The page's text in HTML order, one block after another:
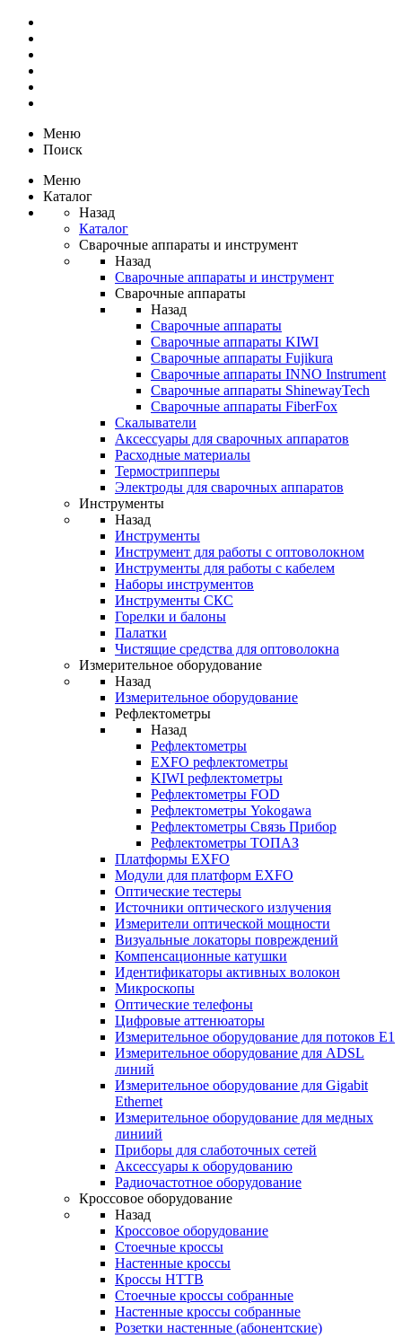
Меню
Поиск
Меню
Каталог
Назад
Каталог
Сварочные аппараты и инструмент
Назад
Сварочные аппараты и инструмент
Сварочные аппараты
Назад
Сварочные аппараты
Сварочные аппараты KIWI
Сварочные аппараты Fujikura
Сварочные аппараты INNO Instrument
Сварочные аппараты ShinewayTech
Cварочные аппараты FiberFox
Скалыватели
Аксессуары для сварочных аппаратов
Расходные материалы
Термострипперы
Электроды для сварочных аппаратов
Инструменты
Назад
Инструменты
Инструмент для работы с оптоволокном
Инструменты для работы с кабелем
Наборы инструментов
Инструменты СКС
Горелки и балоны
Палатки
Чистящие средства для оптоволокна
Измерительное оборудование
Назад
Измерительное оборудование
Рефлектометры
Назад
Рефлектометры
EXFO рефлектометры
KIWI рефлектометры
Рефлектометры FOD
Рефлектометры Yokogawa
Рефлектометры Связь Прибор
Рефлектометры ТОПАЗ
Платформы EXFO
Модули для платформ EXFO
Оптические тестеры
Источники оптического излучения
Измерители оптической мощности
Визуальные локаторы повреждений
Компенсационные катушки
Идентификаторы активных волокон
Микроскопы
Оптические телефоны
Цифровые аттенюаторы
Измерительное оборудование для потоков Е1
Измерительное оборудование для ADSL
линий
Измерительное оборудование для Gigabit
Ethernet
Измерительное оборудование для медных
линиий
Приборы для слаботочных сетей
Аксессуары к оборудованию
Радиочастотное оборудование
Кроссовое оборудование
Назад
Кроссовое оборудование
Стоечные кроссы
Настенные кроссы
Кроссы HTTB
Стоечные кроссы собранные
Настенные кроссы собранные
Розетки настенные (абонентские)